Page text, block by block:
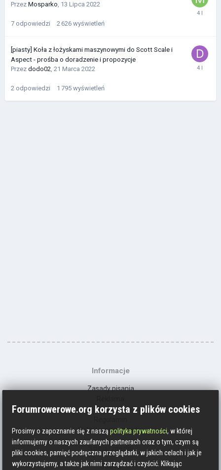
Przez Mosparko, 13 Lipca 2022
7 odpowiedzi 2 626 wyświetleń
[piasty] Koła z łożyskami maszynowymi do Scott Scale i
Aspect - prośba o doradzenie i propozycje
Przez dodo02, 21 Marca 2022
2 odpowiedzi 1 795 wyświetleń
Informacje
Zasady pisania
Kontakt
Polityka prywatności
Social media
Strava
Forumrowerowe.org korzysta z plików cookies
Prosimy o zapoznanie się z nasząpolityka prywatności, w której
informujemy o naszych zaufanych partnerach oraz o tym, czym są
pliki cookies, pamięć podręczna przeglądarki, w jakich celach i jak je
wykorzystujemy, a także jak nimi zarządzać i czyścić. Klikając